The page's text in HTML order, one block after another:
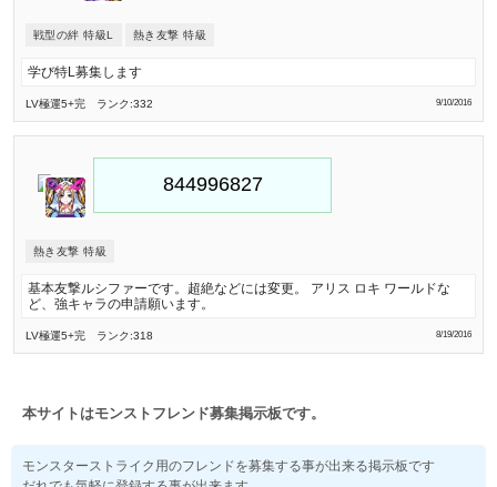
戦型の絆 特級L 熱き友撃 特級
学び特L募集します
LV極運5+完 ランク:332 9/10/2016
熱き友撃 特級
基本友撃ルシファーです。超絶などには変更。 アリス ロキ ワールドな
ど、強キャラの申請願います。
LV極運5+完 ランク:318 8/19/2016
本サイトはモンストフレンド募集掲示板です。
モンスターストライク用のフレンドを募集する事が出来る掲示板です